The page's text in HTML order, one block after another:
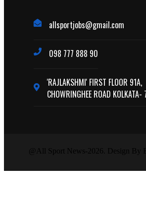
allsportjobs@gmail.com
098 777 888 90
'RAJLAKSHMI' FIRST FLOOR 91A,
CHOWRINGHEE ROAD
@All Sport News-2026. Design By